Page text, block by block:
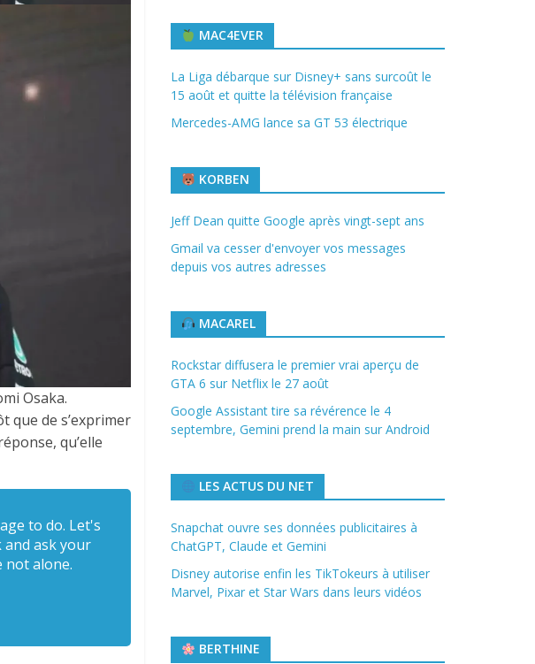
Osaka.
que de s’exprimer
qu’elle
to do. Let's
and ask your
not alone.
MAC4EVER
La Liga débarque sur Disney+ sans surcoût le
15 août et quitte la télévision française
Mercedes-AMG lance sa GT 53 électrique
KORBEN
Jeff Dean quitte Google après vingt-sept ans
Gmail va cesser d'envoyer vos messages
depuis vos autres adresses
MACAREL
Rockstar diffusera le premier vrai aperçu de
GTA 6 sur Netflix le 27 août
Google Assistant tire sa révérence le 4
septembre, Gemini prend la main sur Android
LES ACTUS DU NET
Snapchat ouvre ses données publicitaires à
ChatGPT, Claude et Gemini
Disney autorise enfin les TikTokeurs à utiliser
Marvel, Pixar et Star Wars dans leurs vidéos
BERTHINE